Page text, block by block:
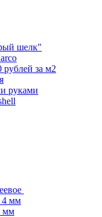
шелк"
рублей за м2
руками
4 мм
мм